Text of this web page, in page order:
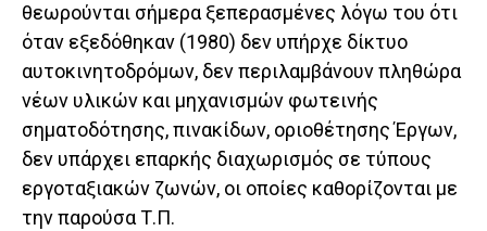
θεωρούνται σήμερα ξεπερασμένες λόγω του ότι
όταν εξεδόθηκαν (1980) δεν υπήρχε δίκτυο
αυτοκινητοδρόμων, δεν περιλαμβάνουν πληθώρα
νέων υλικών και μηχανισμών φωτεινής
σηματοδότησης, πινακίδων, οριοθέτησης Έργων,
δεν υπάρχει επαρκής διαχωρισμός σε τύπους
εργοταξιακών ζωνών, οι οποίες καθορίζονται με
την παρούσα Τ.Π.